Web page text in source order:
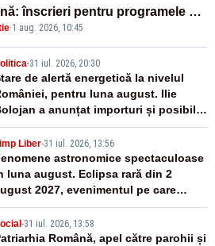
înscrieri pentru programele de
masterat și doctorat
·1 aug. 2026, 10:45
-31 iul. 2026, 20:30
de alertă energetică la nivelul
pentru luna august. Ilie
a anunțat importuri și posibile
– VIDEO
Liber-31 iul. 2026, 13:56
astronomice spectaculoase
luna august. Eclipsa rară din 2
2027, evenimentul pe care
noastră nu îl va mai vedea
-31 iul. 2026, 13:58
Română, apel către parohii și